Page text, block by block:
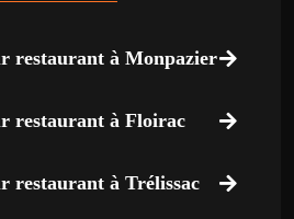
restaurant à Monpazier
restaurant à Floirac
restaurant à Trélissac